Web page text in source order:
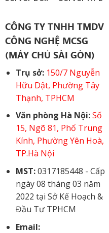
CÔNG TY TNHH TMDV
CÔNG NGHỆ MCSG
(MÁY CHỦ SÀI GÒN)
Trụ sở: 150/7 Nguyễn
Hữu Dật, Phường Tây
Thạnh, TPHCM
Văn phòng Hà Nội: Số
15, Ngõ 81, Phố Trung
Kính, Phường Yên Hoà,
TP.Hà Nội
MST:0317185448 - Cấp
ngày 08 tháng 03 năm
2022 tại Sở Kế Hoạch &
Đầu Tư TPHCM
Email: